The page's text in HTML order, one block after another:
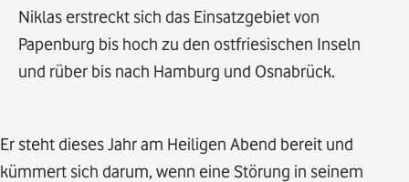
Niklas erstreckt sich das Einsatzgebiet von
Papenburg bis hoch zu den ostfriesischen Inseln
und rüber bis nach Hamburg und Osnabrück.
Er steht dieses Jahr am Heiligen Abend bereit und
kümmert sich darum, wenn eine Störung in seinem